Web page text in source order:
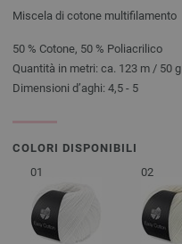
Miscela di cotone multifilamento
50 % Cotone, 50 % Poliacrilico
Quantità in metri: ca. 123 m / 50 g
Dimensioni d’aghi: 4,5 - 5
COLORI DISPONIBILI
01
02